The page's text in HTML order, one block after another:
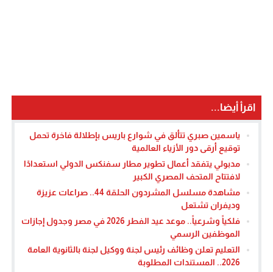
اقرأ أيضا...
ياسمين صبري تتألق في شوارع باريس بإطلالة فاخرة تحمل
توقيع أرقى دور الأزياء العالمية
مدبولي يتفقد أعمال تطوير مطار سفنكس الدولي استعدادًا
لافتتاح المتحف المصري الكبير
مشاهدة مسلسل المشردون الحلقة 44.. صراعات عزيزة
وديفران تشتعل
فلكياً وشرعياً.. موعد عيد الفطر 2026 في مصر وجدول إجازات
الموظفين الرسمي
التعليم تعلن وظائف رئيس لجنة ووكيل لجنة بالثانوية العامة
2026.. المستندات المطلوبة